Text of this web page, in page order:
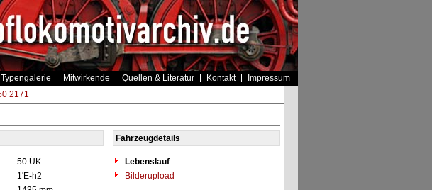
Typengalerie Mitwirkende Quellen & Literatur Kontakt Impressum
2171
Fahrzeugdetails
50 ÜK
Lebenslauf
1'E-h2
Bilderupload